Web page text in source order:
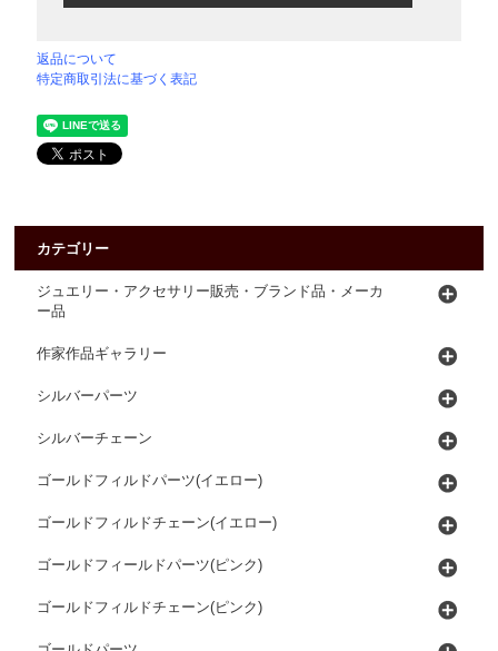
返品について
特定商取引法に基づく表記
カテゴリー
ジュエリー・アクセサリー販売・ブランド品・メーカ
ー品
作家作品ギャラリー
シルバーパーツ
シルバーチェーン
ゴールドフィルドパーツ(イエロー)
ゴールドフィルドチェーン(イエロー)
ゴールドフィールドパーツ(ピンク)
ゴールドフィルドチェーン(ピンク)